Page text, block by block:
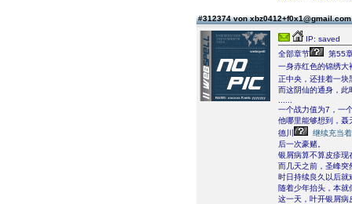
#312374 von
IP: saved
全部章节
第55
一身赤红色的锦绣大
正中央，还挂着一块
而这阴仙的通身，此
一个战力值为7，一
他哪里能够想到，聂
德川
继续充当
后一次豪赌。
银屑病算不算皮疹现
而几天之前，圣峰突
时日持续良久以后就
随着少年抬头，本就
这一天，叶开银屑病